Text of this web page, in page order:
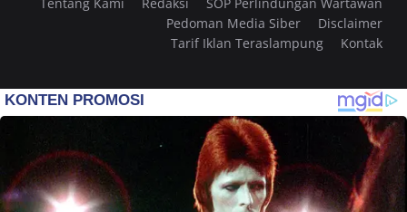
Pedoman Media Siber
Disclaimer
Tarif Iklan Teraslampung
Kontak